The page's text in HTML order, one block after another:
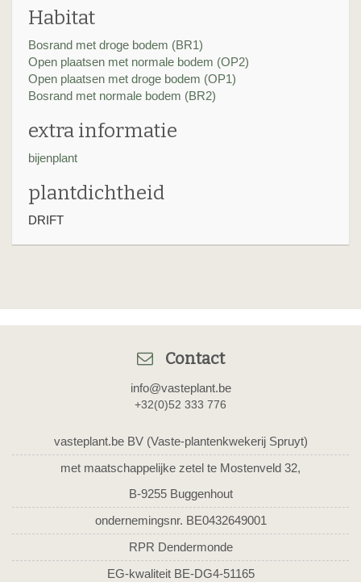
Habitat
Bosrand met droge bodem (BR1)
Open plaatsen met normale bodem (OP2)
Open plaatsen met droge bodem (OP1)
Bosrand met normale bodem (BR2)
extra informatie
bijenplant
plantdichtheid
DRIFT
Contact
info@vasteplant.be
+32(0)52 333 776
vasteplant.be BV (Vaste-plantenkwekerij Spruyt)
met maatschappelijke zetel te Mostenveld 32,
B-9255 Buggenhout
ondernemingsnr. BE0432649001
RPR Dendermonde
EG-kwaliteit BE-DG4-51165